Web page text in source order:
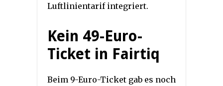
Luftlinientarif integriert.
Kein 49-Euro-
Ticket in Fairtiq
Beim 9-Euro-Ticket gab es noch